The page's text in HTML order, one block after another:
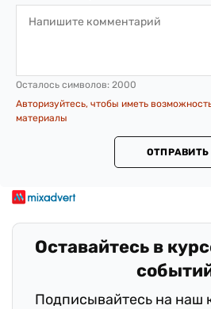
Осталось символов: 2000
Авторизуйтесь, чтобы иметь
материалы
ОТПРАВИТЬ
Оставайтесь в
Подписывайтесь на наш